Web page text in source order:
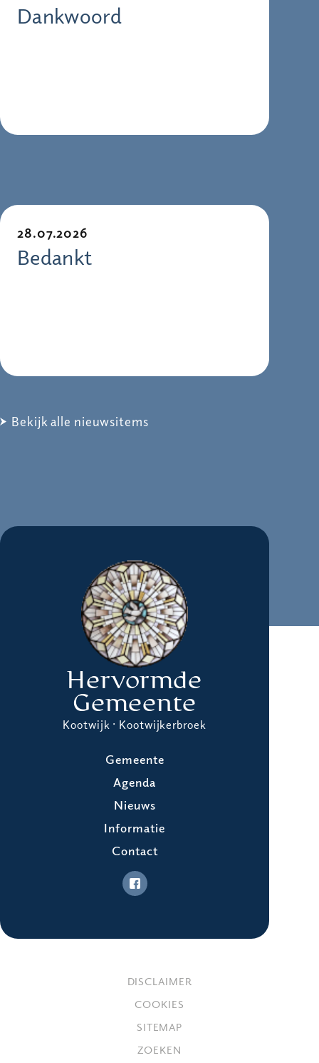
Dankwoord
28.07.2026
Bedankt
Bekijk alle nieuwsitems
Hervormde
Gemeente
Kootwijk · Kootwijkerbroek
Gemeente
Agenda
Nieuws
Informatie
Contact
DISCLAIMER
COOKIES
SITEMAP
ZOEKEN